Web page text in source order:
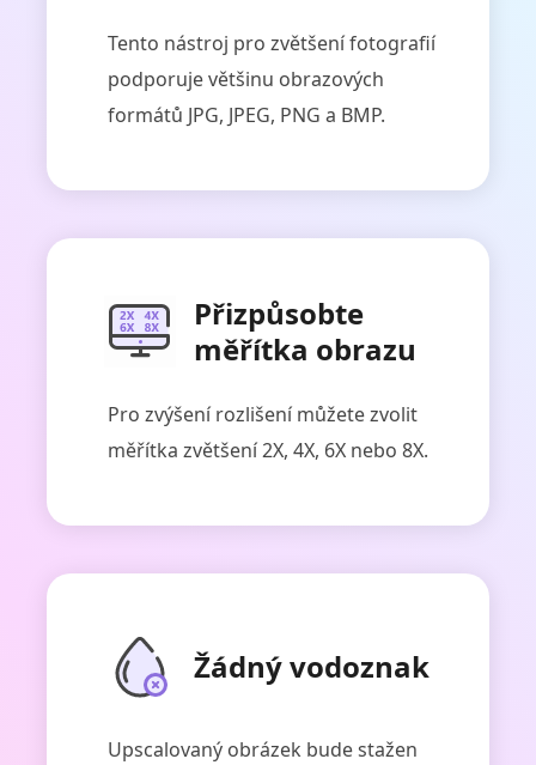
Tento nástroj pro zvětšení fotografií
podporuje většinu obrazových
formátů JPG, JPEG, PNG a BMP.
Přizpůsobte
měřítka obrazu
Pro zvýšení rozlišení můžete zvolit
měřítka zvětšení 2X, 4X, 6X nebo 8X.
Žádný vodoznak
Upscalovaný obrázek bude stažen